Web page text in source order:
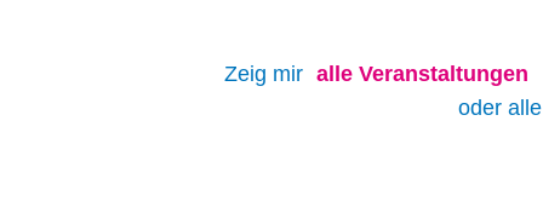
Zeig mir alle Veranstaltungen
oder